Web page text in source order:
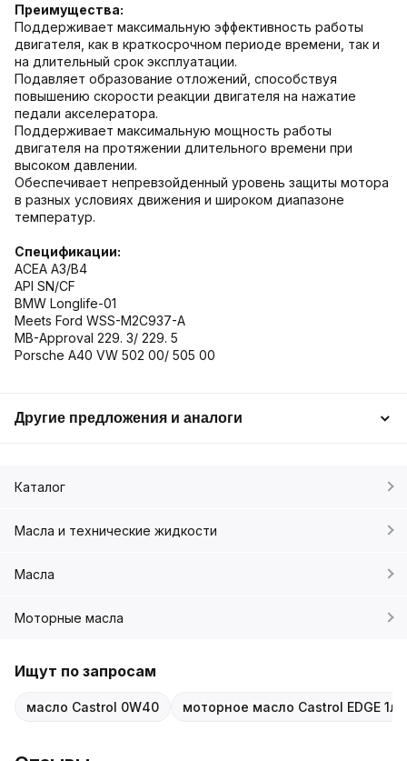
Преимущества:
Поддерживает максимальную эффективность работы
двигателя, как в краткосрочном периоде времени, так и
на длительный срок эксплуатации.
Подавляет образование отложений, способствуя
повышению скорости реакции двигателя на нажатие
педали акселератора.
Поддерживает максимальную мощность работы
двигателя на протяжении длительного времени при
высоком давлении.
Обеспечивает непревзойденный уровень защиты мотора
в разных условиях движения и широком диапазоне
температур.
Спецификации:
ACEA A3/B4
API SN/CF
BMW Longlife-01
Meets Ford WSS-M2C937-A
MB-Approval 229. 3/ 229. 5
Porsche A40 VW 502 00/ 505 00
Другие предложения и аналоги
Каталог
Масла и технические жидкости
Масла
Моторные масла
Ищут по запросам
масло Castrol 0W40 моторное масло Castrol EDGE 1л